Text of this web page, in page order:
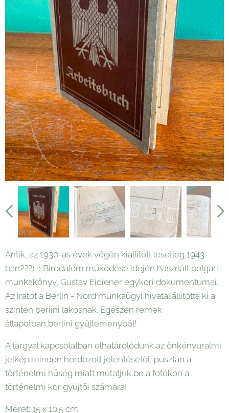
Antik, az 1930-as évek végén kiállított (esetleg 1943
ban???) a Birodalom működése idején használt polgári
munkakönyv, Gustav Eidiener egykori dokumentumai.
Az iratot a Berlin - Nord munkaügyi hivatal állította ki a
szintén beriini lakosnak. Egészen remek
állapotban,berlini gyűjteményből!
A tárgyal kapcsolatban elhatárolódunk az önkényuralmi
jelkép minden hordozott jelentésétől, pusztán a
történelmi hűség miatt mutatjuk be a fotókon a
történelmi kor gyűjtői számára!
Méret: 15 x 10.5 cm.